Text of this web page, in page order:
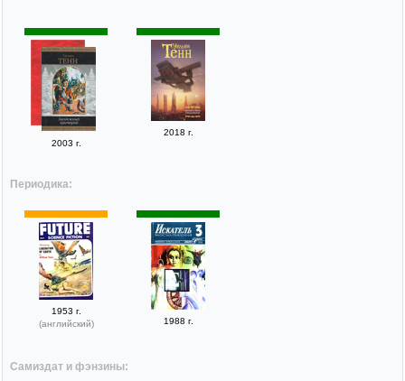
2003 г.
2018 г.
Периодика:
1953 г.
(английский)
1988 г.
Самиздат и фэнзины: